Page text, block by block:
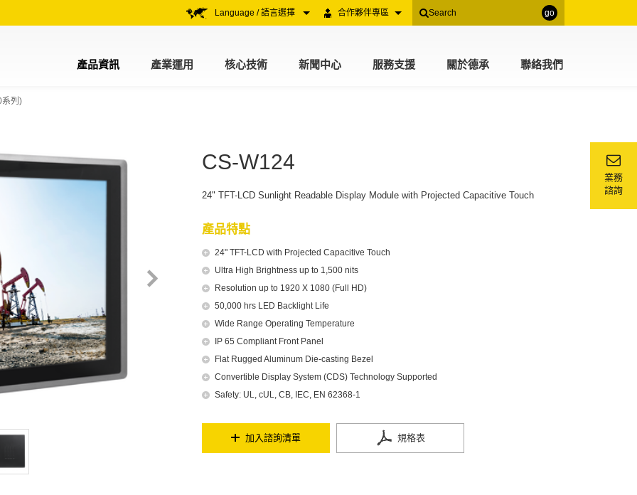
go
合作夥伴專區
Language / 語言選擇
產品資訊 產業運用 核心技術 新聞中心 服務支援 關於德承 聯絡我們
業務
諮詢
系列)
CS-W124
24" TFT-LCD Sunlight Readable Display Module with Projected Capacitive Touch
產品特點
24" TFT-LCD with Projected Capacitive Touch
Ultra High Brightness up to 1,500 nits
Resolution up to 1920 X 1080 (Full HD)
50,000 hrs LED Backlight Life
Wide Range Operating Temperature
IP 65 Compliant Front Panel
Flat Rugged Aluminum Die-casting Bezel
Convertible Display System (CDS) Technology Supported
Safety: UL, cUL, CB, IEC, EN 62368-1
加入諮詢清單 規格表